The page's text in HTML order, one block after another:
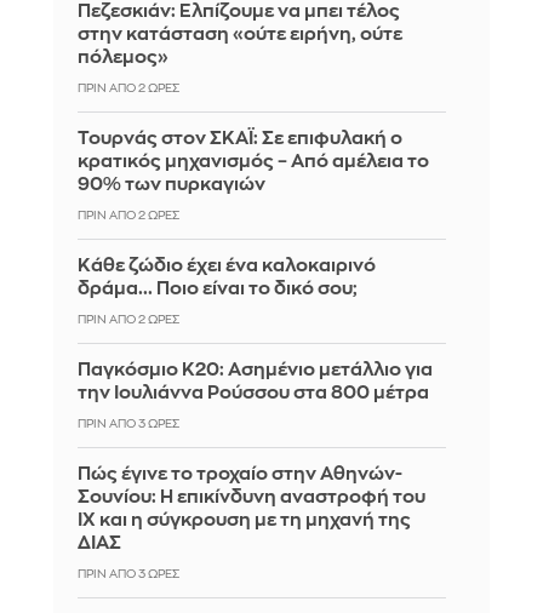
Πεζεσκιάν: Ελπίζουμε να μπει τέλος
στην κατάσταση «ούτε ειρήνη, ούτε
πόλεμος»
ΠΡΙΝ ΑΠΌ 2 ΏΡΕΣ
Τουρνάς στον ΣΚΑΪ: Σε επιφυλακή ο
κρατικός μηχανισμός – Από αμέλεια το
90% των πυρκαγιών
ΠΡΙΝ ΑΠΌ 2 ΏΡΕΣ
Κάθε ζώδιο έχει ένα καλοκαιρινό
δράμα... Ποιο είναι το δικό σου;
ΠΡΙΝ ΑΠΌ 2 ΏΡΕΣ
Παγκόσμιο Κ20: Ασημένιο μετάλλιο για
την Ιουλιάννα Ρούσσου στα 800 μέτρα
ΠΡΙΝ ΑΠΌ 3 ΏΡΕΣ
Πώς έγινε το τροχαίο στην Αθηνών-
Σουνίου: Η επικίνδυνη αναστροφή του
ΙΧ και η σύγκρουση με τη μηχανή της
ΔΙΑΣ
ΠΡΙΝ ΑΠΌ 3 ΏΡΕΣ